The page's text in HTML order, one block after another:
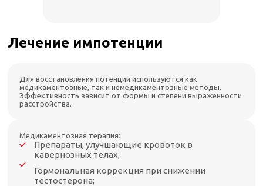
Лечение импотенции
Для восстановления потенции используются как
медикаментозные, так и немедикаментозные методы.
Эффективность зависит от формы и степени выраженности
расстройства.
Медикаментозная терапия:
Препараты, улучшающие кровоток в
кавернозных телах;
Гормональная коррекция при снижении
тестостерона;